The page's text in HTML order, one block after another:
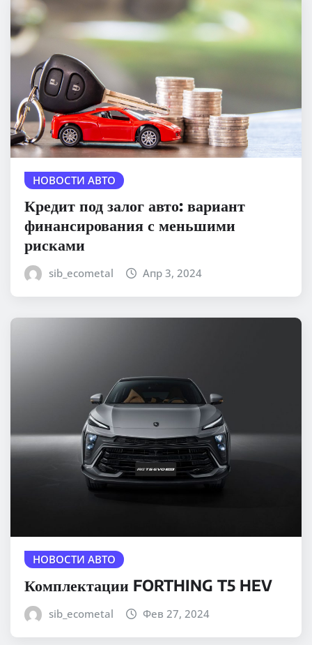
НОВОСТИ АВТО
Кредит под залог авто: вариант
финансирования с меньшими
рисками
sib_ecometal Апр 3, 2024
НОВОСТИ АВТО
Комплектации FORTHING T5 HEV
sib_ecometal Фев 27, 2024